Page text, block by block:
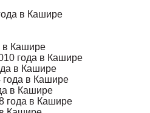
в Кашире
в Кашире
года в Кашире
в Кашире
года в Кашире
в Кашире
года в Кашире